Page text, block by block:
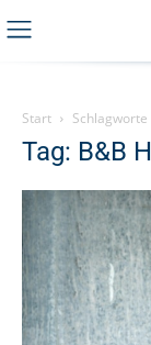
Start Schlagworte
Tag: B&B